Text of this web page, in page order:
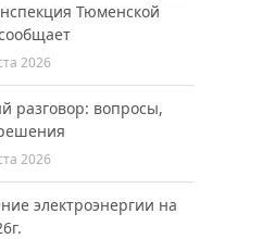
Тюменской
2026
разговор: вопросы,
2026
электроэнергии на